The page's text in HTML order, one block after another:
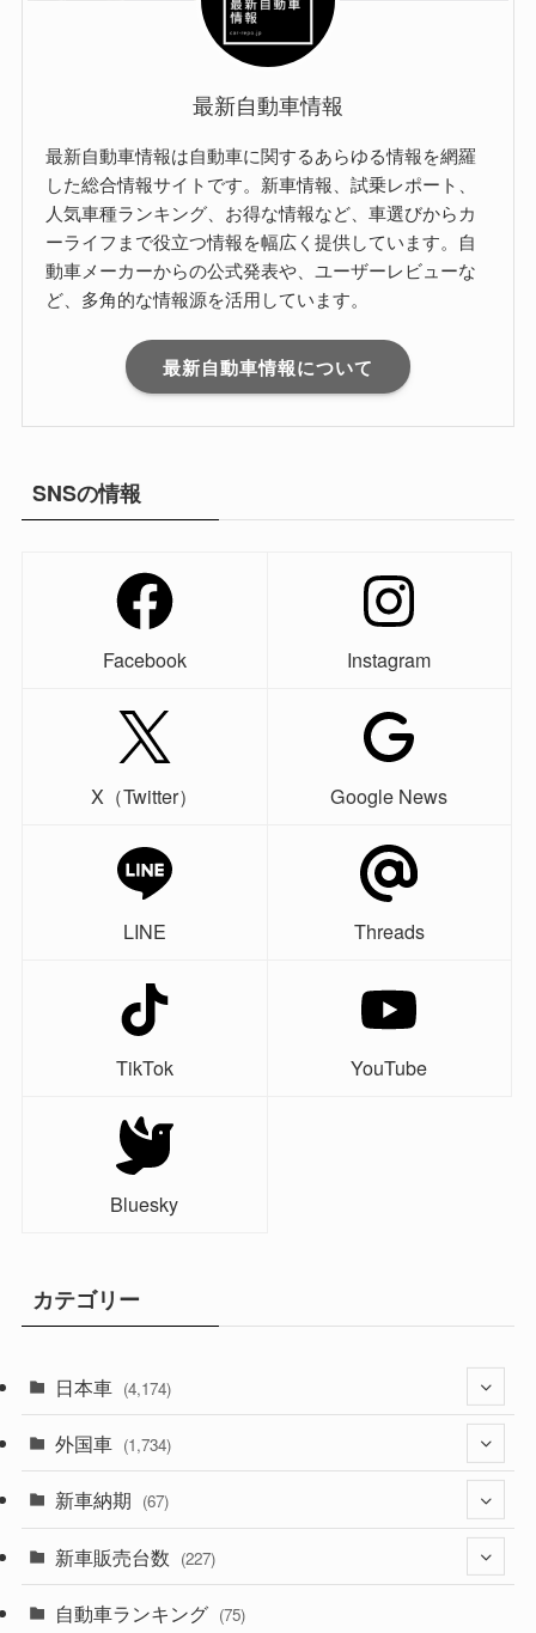
最新自動車情報
最新自動車情報は自動車に関するあらゆる情報を網羅
した総合情報サイトです。新車情報、試乗レポート、
人気車種ランキング、お得な情報など、車選びからカ
ーライフまで役立つ情報を幅広く提供しています。自
動車メーカーからの公式発表や、ユーザーレビューな
ど、多角的な情報源を活用しています。
最新自動車情報について
SNSの情報
Facebook Instagram
X（Twitter） Google News
LINE Threads
TikTok YouTube
Bluesky
カテゴリー
日本車 (4,174)
(1,321)
(329)
外国車 (1,734)
(242)
新車納期 (67)
(28)
(8)
新車販売台数 (227)
(21)
自動車ランキング (75)